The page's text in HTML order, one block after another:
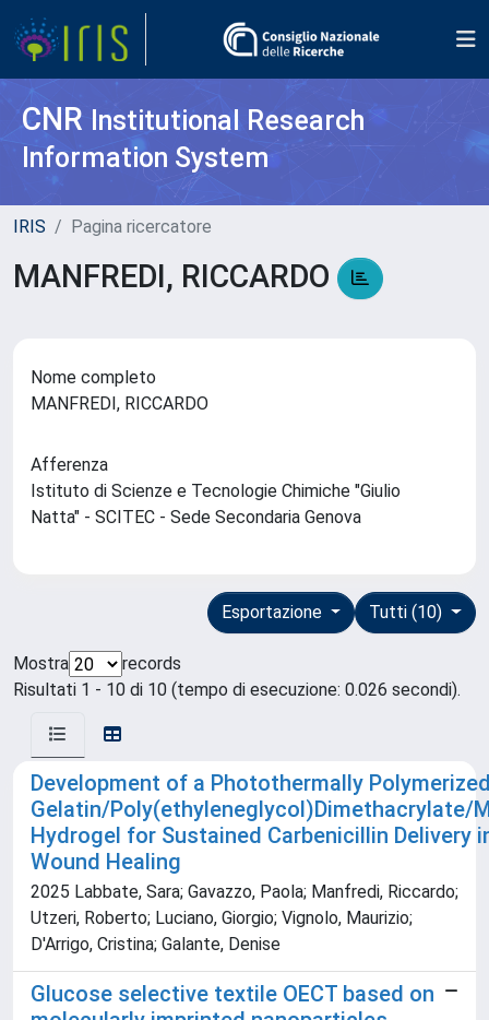
CNR Institutional Research
Information System
IRIS Pagina ricercatore
MANFREDI, RICCARDO
Nome completo
MANFREDI, RICCARDO
Afferenza
Istituto di Scienze e Tecnologie Chimiche "Giulio
Natta" - SCITEC - Sede Secondaria Genova
Tutti (10)
Esportazione
Mostra
records
Risultati 1 - 10 di 10 (tempo di esecuzione: 0.026 secondi).
Development of a Photothermally
Gelatin/Poly(ethyleneglycol)Dimethacrylate/
Hydrogel for Sustained Carbenicillin Delivery
Wound Healing
2025 Labbate, Sara; Gavazzo, Paola; Manfredi, Riccardo;
Utzeri, Roberto; Luciano, Giorgio; Vignolo, Maurizio;
D'Arrigo, Cristina; Galante, Denise
Glucose selective textile OECT based on